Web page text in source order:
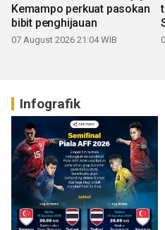
Kemampo perkuat pasokan
bibit penghijauan
07 August 2026 21:04 WIB
Infografik